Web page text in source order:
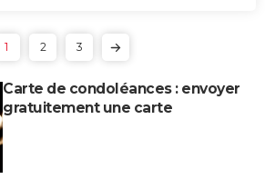
1 2 3
Carte de condoléances : envoyer
gratuitement une carte